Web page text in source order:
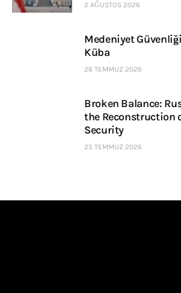
2 AĞUSTOS 2026
Medeniyet
Küba
26 TEMMUZ 2026
Broken Balance:
the Reconstruction
Security
25 TEMMUZ 2026